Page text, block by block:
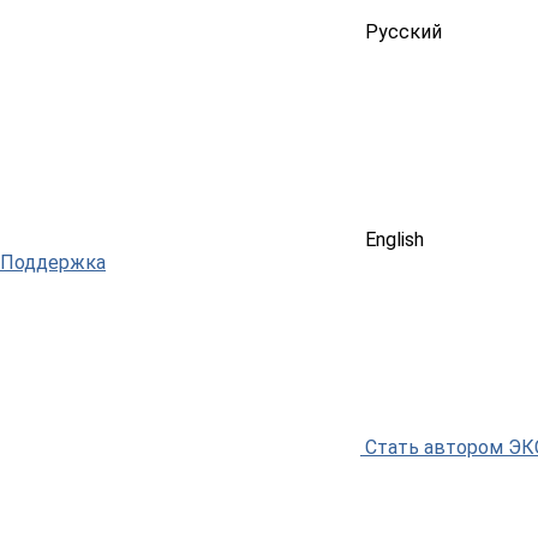
Русский
English
Поддержка
Стать автором